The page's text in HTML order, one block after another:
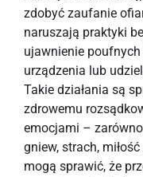
zdobyć zaufanie
naruszają praktyki
ujawnienie
urządzenia lub
Takie działania są
zdrowemu
emocjami –
gniew, strach,
mogą sprawić, że